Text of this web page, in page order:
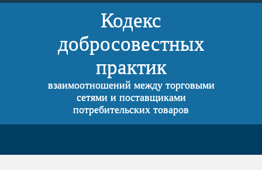
Кодекс
добросовестных
практик
взаимоотношений между торговыми
сетями и поставщиками
потребительских товаров